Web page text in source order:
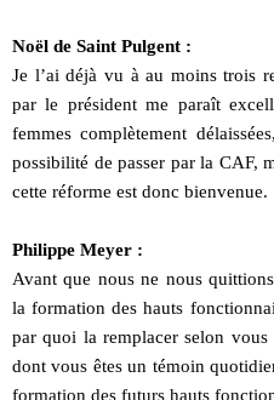
Noël de Saint Pulgent :
Je l’ai déjà vu à au moins trois
par le président me paraît
femmes complètement
possibilité de passer par la CAF,
cette réforme est donc bienvenue.
Philippe Meyer :
Avant que nous ne nous
la formation des hauts
par quoi la remplacer selon
dont vous êtes un témoin
formation des futurs hauts